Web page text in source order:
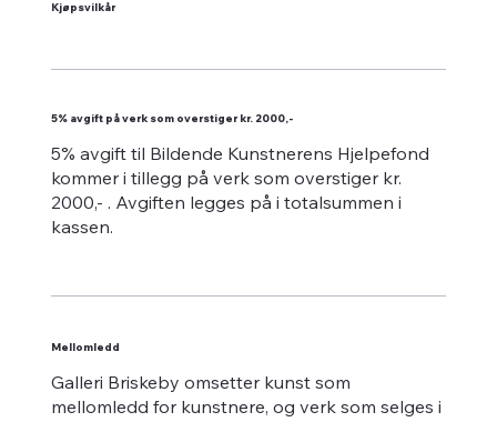
Kjøpsvilkår
5% avgift på verk som overstiger kr. 2000,-
5% avgift til Bildende Kunstnerens Hjelpefond
kommer i tillegg på verk som overstiger kr.
2000,- . Avgiften legges på i totalsummen i
kassen.
Mellomledd
Galleri Briskeby omsetter kunst som
mellomledd for kunstnere, og verk som selges i